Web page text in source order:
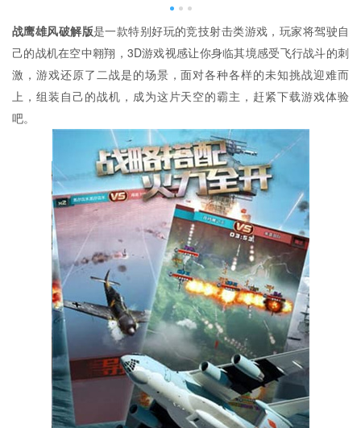
战鹰雄风破解版是一款特别好玩的竞技射击类游戏，玩家将驾驶自
己的战机在空中翱翔，3D游戏视感让你身临其境感受飞行战斗的刺
激，游戏还原了二战是的场景，面对各种各样的未知挑战迎难而
上，组装自己的战机，成为这片天空的霸主，赶紧下载游戏体验
吧。